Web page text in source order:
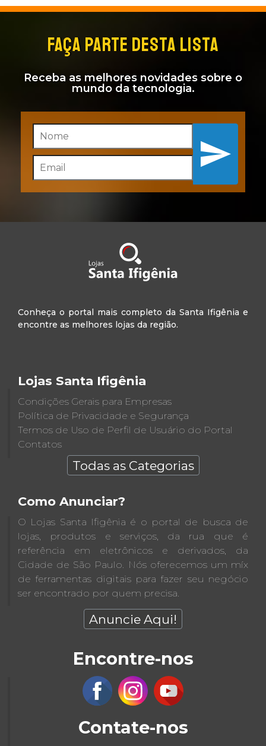
FAÇA PARTE DESTA LISTA
Receba as melhores novidades sobre o
mundo da tecnologia.
Inscreva-se
Conheça o portal mais completo da Santa Ifigênia e
encontre as melhores lojas da região.
Lojas Santa Ifigênia
Condições Gerais para Empresas
Política de Privacidade e Segurança
Termos de Uso de Perfil de Usuário do Portal
Contatos
Todas as Categorias
Como Anunciar?
O Lojas Santa Ifigênia é o portal de busca de
lojas, produtos e serviços, da rua que é
referência em eletrônicos e derivados, da
Cidade de São Paulo. Nós oferecemos um míx
de ferramentas digitais para fazer seu negócio
ser encontrado por quem precisa.
Anuncie Aqui!
Encontre-nos
Contate-nos